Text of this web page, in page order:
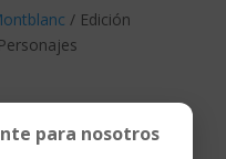
/ Edición
para nosotros